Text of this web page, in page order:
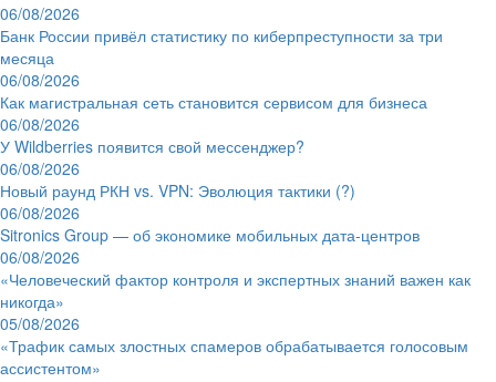
06/08/2026
Банк России привёл статистику по киберпреступности за три
месяца
06/08/2026
Как магистральная сеть становится сервисом для бизнеса
06/08/2026
У Wildberries появится свой мессенджер?
06/08/2026
Новый раунд РКН vs. VPN: Эволюция тактики (?)
06/08/2026
Sitronics Group — об экономике мобильных дата-центров
06/08/2026
«Человеческий фактор контроля и экспертных знаний важен как
никогда»
05/08/2026
«Трафик самых злостных спамеров обрабатывается голосовым
ассистентом»